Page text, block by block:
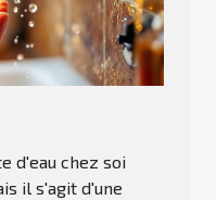
d'eau chez soi
il s'agit d'une